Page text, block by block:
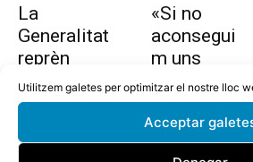
Utilitzem galetes per optimitzar el nostre lloc
Acceptar
La
Generalitat
reprèn
l’estudi per
allargar la
Tordera
«Si no
aconsegui
m uns
10.000
euros en
dues
setmanes,